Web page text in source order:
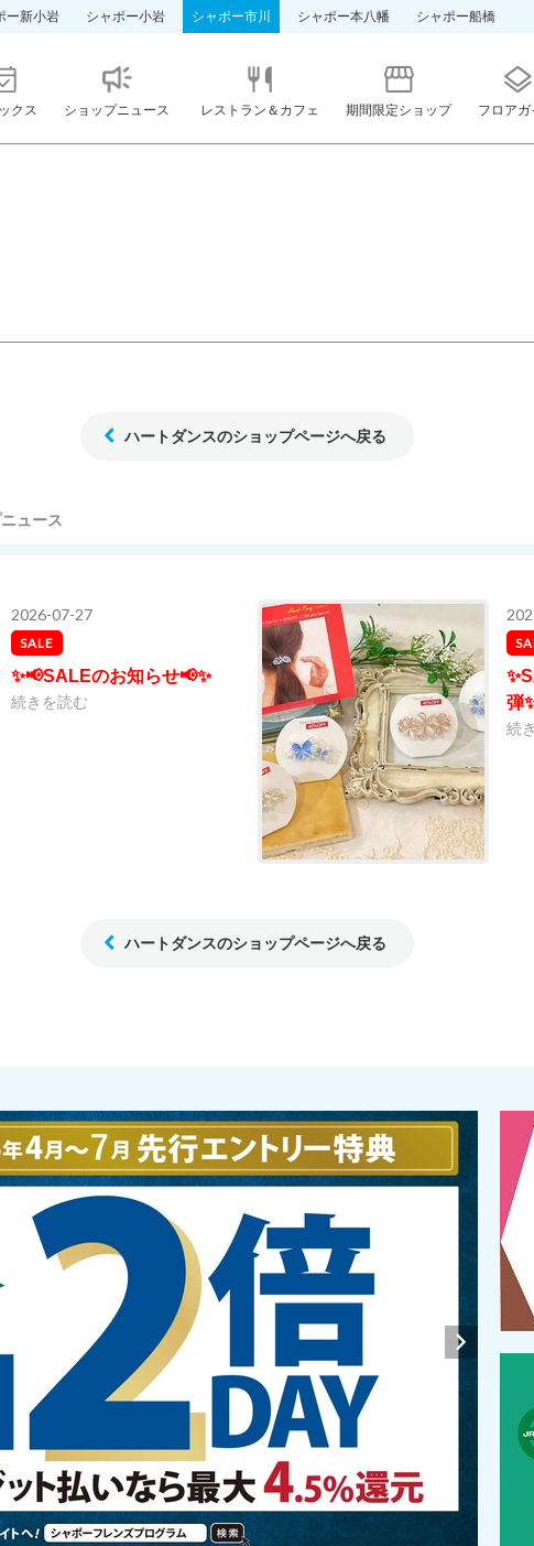
ー新小岩 シャポー小岩 シャポー市川 シャポー本八幡 シャポー船橋
クス ショップニュース レストラン＆カフェ 期間限定ショップ フロアガ
ハートダンスのショップページへ戻る
ュース
2026-07-27
SALE
✨📢SALEのお知らせ📢✨
続きを読む
弾
続
ハートダンスのショップページへ戻る